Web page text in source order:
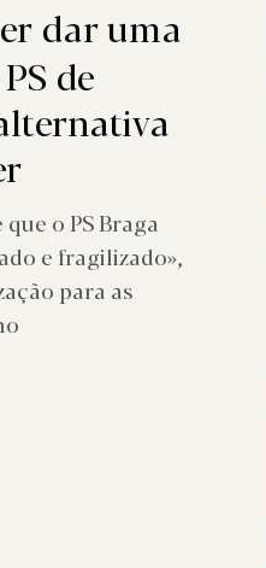
dar uma
de
o PS Braga
e fragilizado»,
para as